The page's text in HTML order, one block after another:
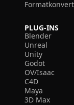
PLUG-INS
Blender
Unreal
Unity
Godot
OV/Isaac
C4D
Maya
3D Max